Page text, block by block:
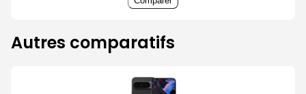
Autres comparatifs